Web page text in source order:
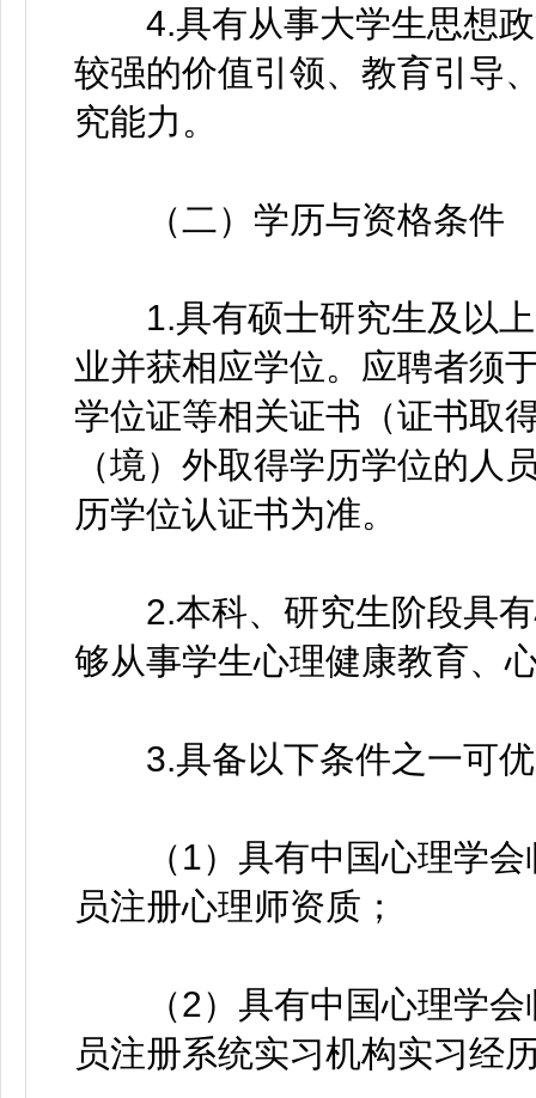
4.具有从事大学生思想政
较强的价值引领、教育引导
究能力。
（二）学历与资格条件
1.具有硕士研究生及以上
业并获相应学位。应聘者须
学位证等相关证书（证书取
（境）外取得学历学位的人
历学位认证书为准。
2.本科、研究生阶段具有
够从事学生心理健康教育、
3.具备以下条件之一可优
（1）具有中国心理学会
员注册心理师资质；
（2）具有中国心理学会
员注册系统实习机构实习经